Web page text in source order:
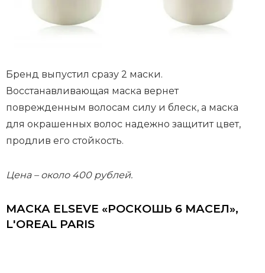
Бренд выпустил сразу 2 маски.
Восстанавливающая маска вернет
поврежденным волосам силу и блеск, а маска
для окрашенных волос надежно защитит цвет,
продлив его стойкость.
Цена – около 400 рублей.
МАСКА ELSEVE «РОСКОШЬ 6 МАСЕЛ»,
L'OREAL PARIS